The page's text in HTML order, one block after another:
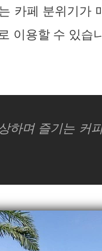
카페 분위기가
이용할 수 있습
하며 즐기는 커